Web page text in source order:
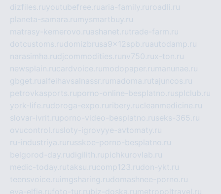
dizfiles.ruyoutubefree.ruaria-family.ru roadli.ru
planeta-samara.ru mysmartbuy.ru
matrasy-kemerovo.ruashanet.rutrade-farm.ru
dotcustoms.rudomizbrusa9x12spb.ruautodamp.ru
narasimha.rudjcommodities.ru nv750.rux-ton.ru
newsplain.rucardvoice.ru modopaper.ru manunae.ru
gbget.rualfeihavsalnassr.ru madoma.rutajuncos.ru
petrovkasports.ruporno-online-besplatno.rusplclub.ru
york-life.rudoroga-expo.ru ribery.rucleanmedicine.ru
slovar-ivrit.ruporno-video-besplatno.ruseks-365.ru
ovucontrol.rusloty-igrovyye-avtomaty.ru
ru-industriya.ru russkoe-porno-besplatno.ru
belgorod-day.rudigilith.rupichkurovlab.ru
medic-today.rutaksu.rucomp123.rudon-ykt.ru
teensvoice.ru imgsharing.rudomashnee-porno.ru
eva-elfie.rufoto-tur.rubiz-doska.ru metropoltravel.ru